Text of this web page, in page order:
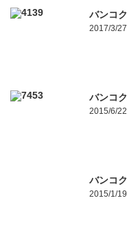
バンコ
2017/3/27
バンコ
2015/6/22
バンコ
2015/1/19